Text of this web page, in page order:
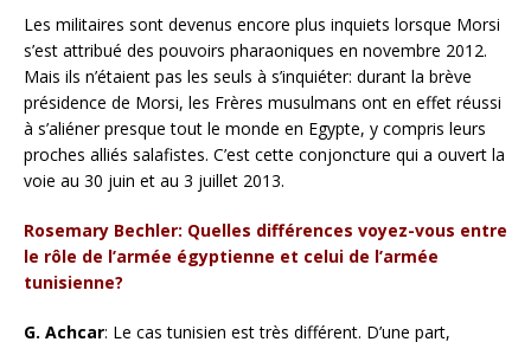
Les militaires sont devenus encore plus inquiets lorsque Morsi
s’est attribué des pouvoirs pharaoniques en novembre 2012.
Mais ils n’étaient pas les seuls à s’inquiéter: durant la brève
présidence de Morsi, les Frères musulmans ont en effet réussi
à s’aliéner presque tout le monde en Egypte, y compris leurs
proches alliés salafistes. C’est cette conjoncture qui a ouvert la
voie au 30 juin et au 3 juillet 2013.
Rosemary Bechler: Quelles différences voyez-vous entre
le rôle de l’armée égyptienne et celui de l’armée
tunisienne?
G. Achcar: Le cas tunisien est très différent. D’une part,